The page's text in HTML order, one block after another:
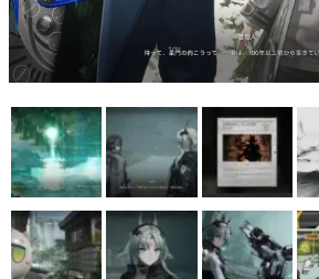
特集記事
マンガ
女性向け
アプリレビュー
その他
電ファミニコゲーマーとは？